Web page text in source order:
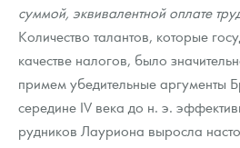
суммой, эквивалентной оплате
Количество талантов, которые
качестве налогов, было
примем убедительные аргументы
середине IV века до н. э.
рудников Лауриона выросла